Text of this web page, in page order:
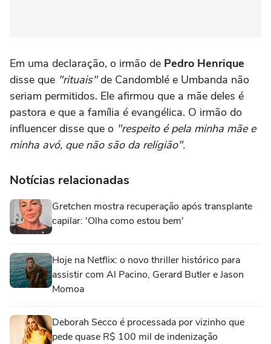
Em uma declaração, o irmão de Pedro Henrique
disse que "rituais"de Candomblé e Umbanda não
seriam permitidos. Ele afirmou que a mãe deles é
pastora e que a família é evangélica. O irmão do
influencer disse que o "respeito é pela minha mãe e
minha avó, que não são da religião".
Notícias relacionadas
Gretchen mostra recuperação após transplante
capilar: 'Olha como estou bem'
Hoje na Netflix: o novo thriller histórico para
assistir com Al Pacino, Gerard Butler e Jason
Momoa
Deborah Secco é processada por vizinho que
pede quase R$ 100 mil de indenização